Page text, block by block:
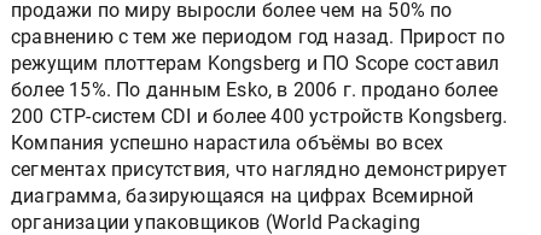
продажи по миру выросли более чем на 50% по
сравнению с тем же периодом год назад. Прирост по
режущим плоттерам Kongsberg и ПО Scope составил
более 15%. По данным Esko, в 2006 г. продано более
200 CTP-систем CDI и более 400 устройств Kongsberg.
Компания успешно нарастила объёмы во всех
сегментах присутствия, что наглядно демонстрирует
диаграмма, базирующаяся на цифрах Всемирной
организации упаковщиков (World Packaging